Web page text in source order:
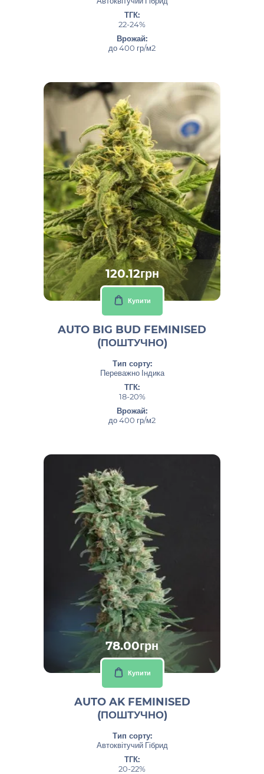
ТГК:
22-24%
Врожай:
до 400 гр/м2
120.12грн
Купити
AUTO BIG BUD FEMINISED
(ПОШТУЧНО)
Тип сорту:
Переважно Індика
ТГК:
18-20%
Врожай:
до 400 гр/м2
78.00грн
Купити
AUTO AK FEMINISED
(ПОШТУЧНО)
Тип сорту:
Автоквітучий Гібрид
ТГК:
20-22%